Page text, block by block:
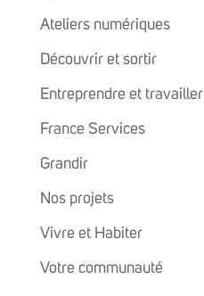
Ateliers numériques
Découvrir et sortir
Entreprendre et travailler
France Services
Grandir
Nos projets
Vivre et Habiter
Votre communauté